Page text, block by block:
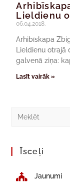
Lieldienu
06.04.2018.
Arhibīskapa
Lieldienu
galvenā ziņa:
Lasīt vairāk »
Īsceļi
Jaunumi